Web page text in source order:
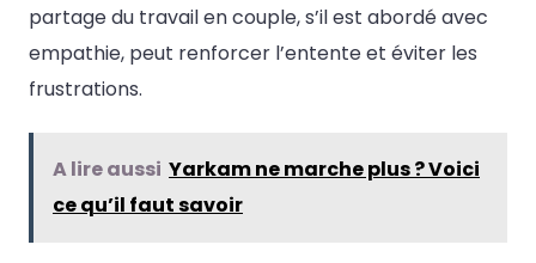
partage du travail en couple, s’il est abordé avec
empathie, peut renforcer l’entente et éviter les
frustrations.
A lire aussi Yarkam ne marche plus ? Voici
ce qu’il faut savoir